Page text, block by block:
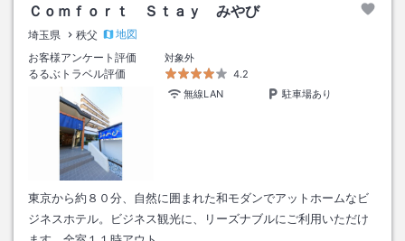
Ｃｏｍｆｏｒｔ Ｓｔａｙ みやび
埼玉県 秩父
地図
お客様アンケート評価
対象外
るるぶトラベル評価
4.2
無線LAN
駐車場あり
東京から約８０分、自然に囲まれた和モダンでアットホームなビ
ジネスホテル。ビジネス観光に、リーズナブルにご利用いただけ